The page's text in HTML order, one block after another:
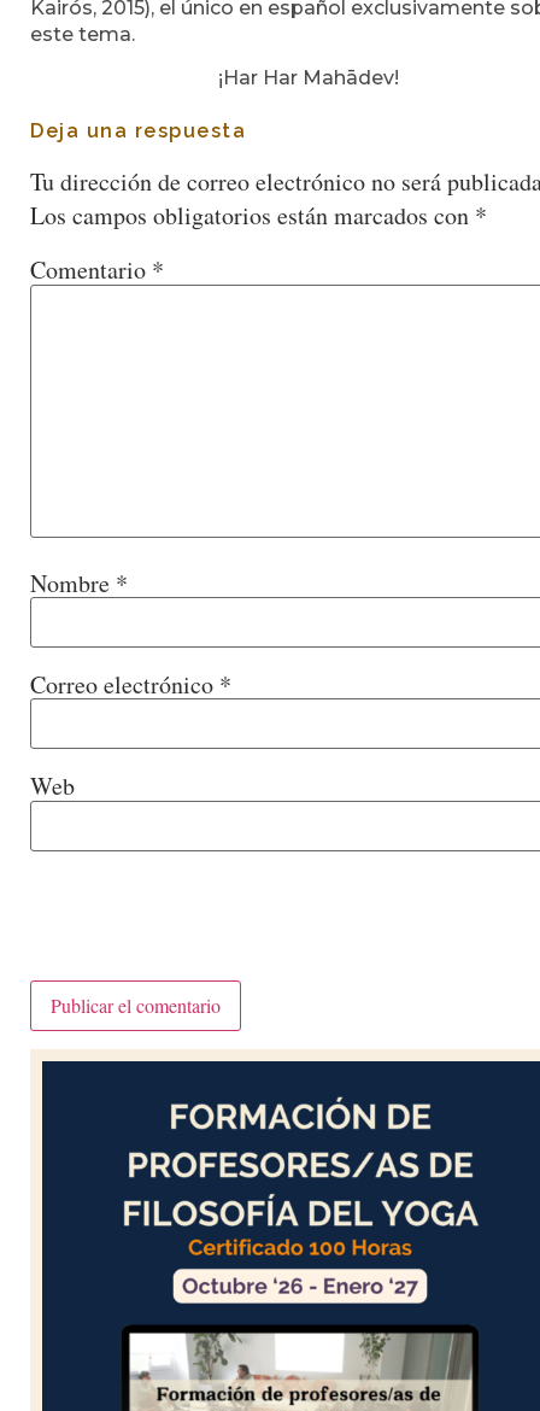
Kairós, 2015), el único en español exclusivamente
este tema.
¡Har Har Mahādev!
Deja una respuesta
Tu dirección de correo electrónico no será
Los campos obligatorios están marcados con *
Comentario *
Nombre *
Correo electrónico *
Web